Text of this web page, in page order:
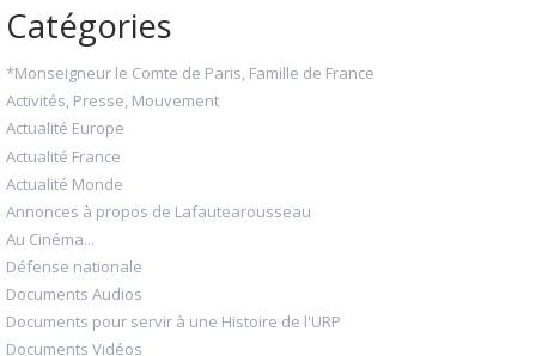
Catégories
*Monseigneur le Comte de Paris, Famille de France
Activités, Presse, Mouvement
Actualité Europe
Actualité France
Actualité Monde
Annonces à propos de Lafautearousseau
Au Cinéma...
Défense nationale
Documents Audios
Documents pour servir à une Histoire de l'URP
Documents Vidéos